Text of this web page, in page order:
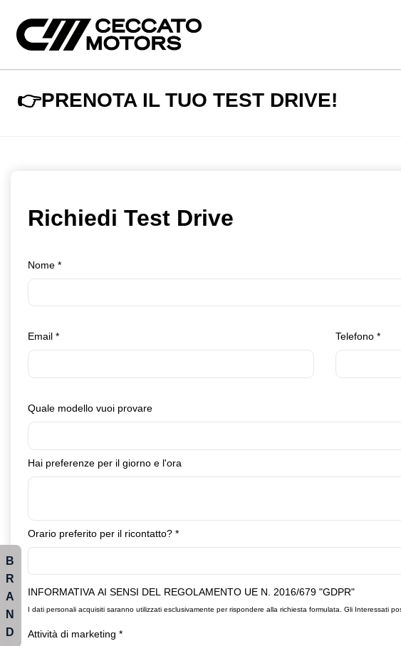
👉PRENOTA IL TUO TEST DRIVE!
Richiedi Test Drive
Nome *
Email * Telefono *
Quale modello vuoi provare
Hai preferenze per il giorno e l'ora
Orario preferito per il ricontatto? *
INFORMATIVA AI SENSI DEL REGOLAMENTO UE N. 2016/679 "GDPR"
I dati personali acquisiti saranno utilizzati esclusivamente per rispondere alla richiesta formulata. Gli Interessati
Attività di marketing *
B
R
A
N
D